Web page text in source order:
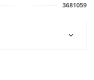
3681059